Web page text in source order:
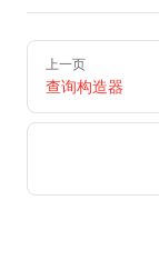
Pager
上一页
查询构造器